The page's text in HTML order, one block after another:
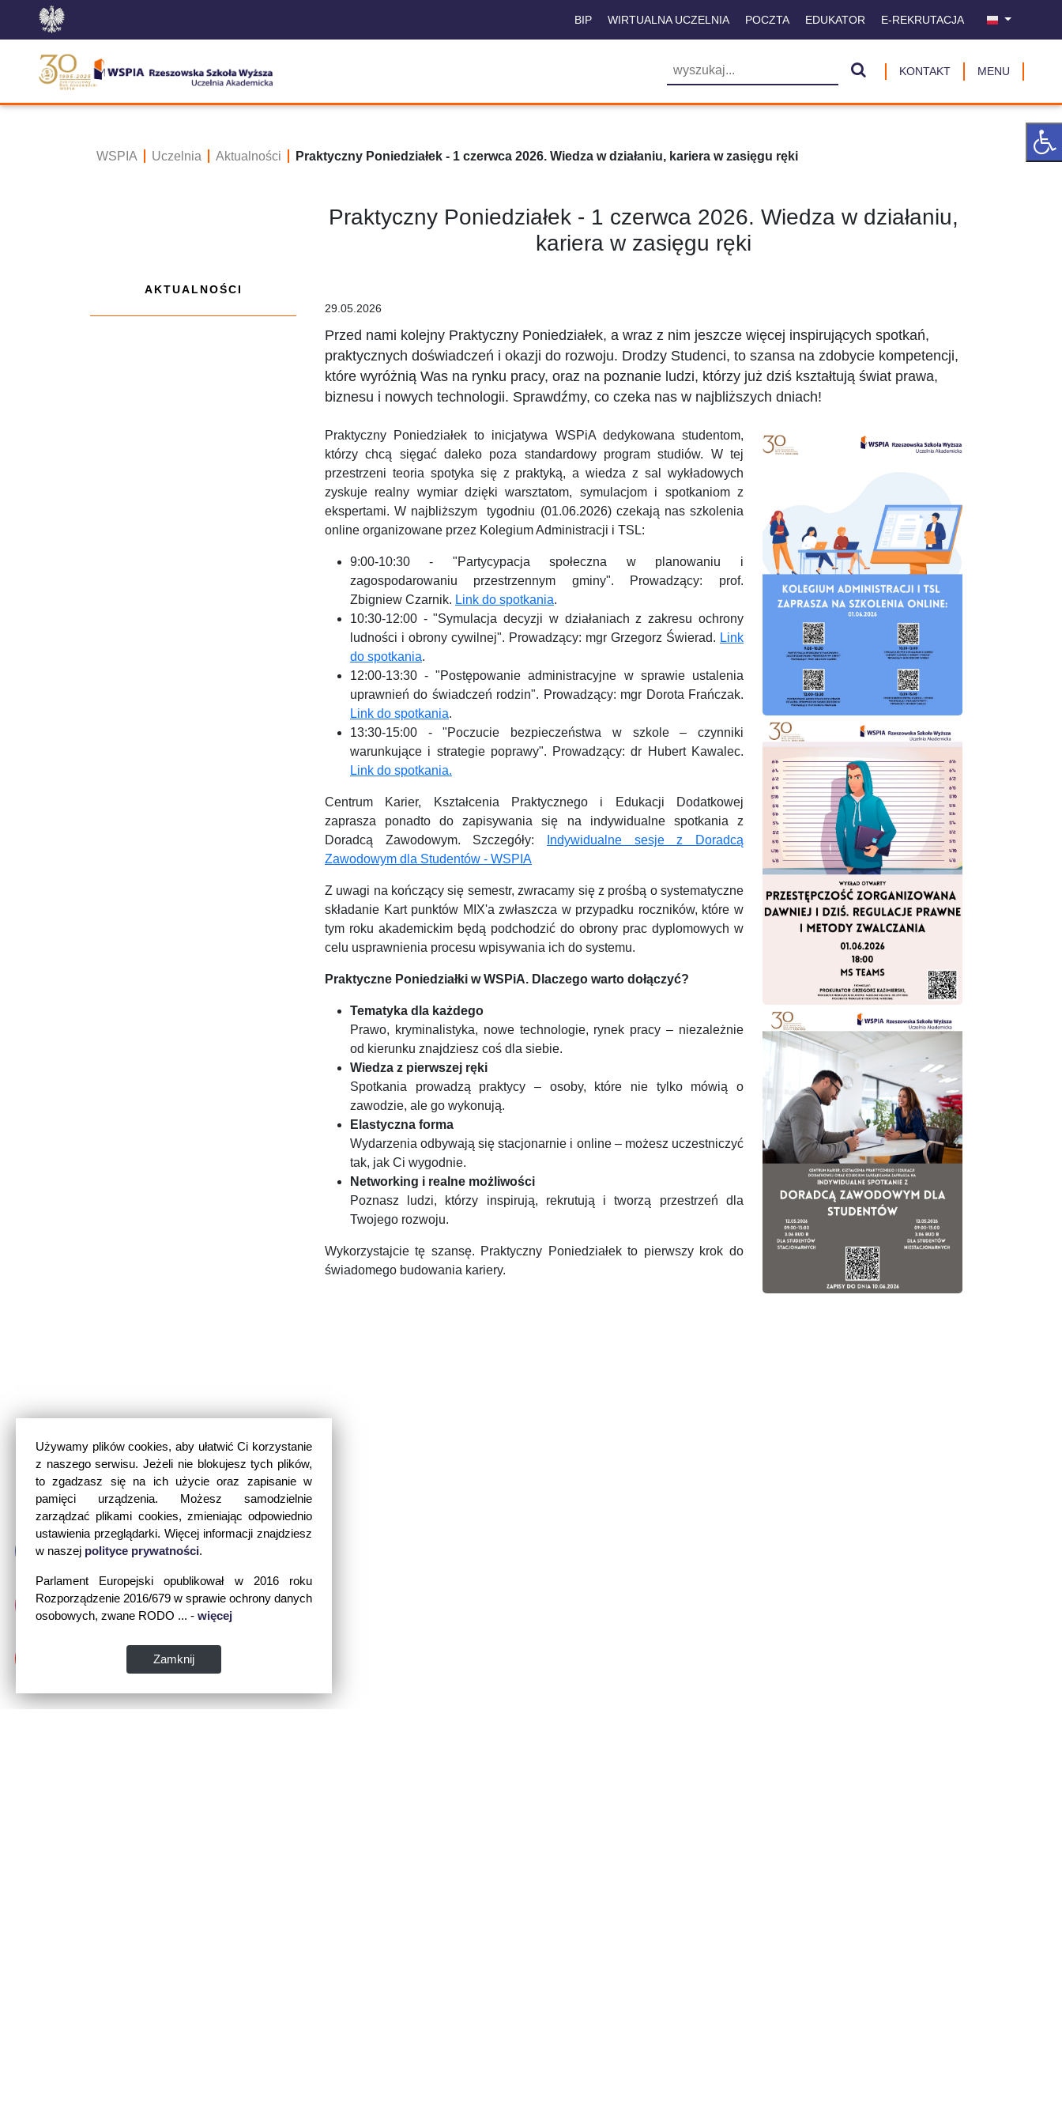
Używamy plików cookies, aby ułatwić Ci korzystanie
z naszego serwisu. Jeżeli nie blokujesz tych plików,
to zgadzasz się na ich użycie oraz zapisanie w
pamięci urządzenia. Możesz samodzielnie
zarządzać plikami cookies, zmieniając odpowiednio
ustawienia przeglądarki. Więcej informacji znajdziesz
w naszej polityce prywatności.
Parlament Europejski opublikował w 2016 roku
Rozporządzenie 2016/679 w sprawie ochrony danych
osobowych, zwane RODO ... - więcej
Zamknij
BIP WIRTUALNA UCZELNIA POCZTA EDUKATOR E-REKRUTACJA
KONTAKT MENU
WSPIA Uczelnia Aktualności Praktyczny Poniedziałek - 1 czerwca 2026. Wiedza w działaniu, kariera w zasięgu ręki
AKTUALNOŚCI
Praktyczny Poniedziałek - 1 czerwca 2026. Wiedza w działaniu,
kariera w zasięgu ręki
29.05.2026
Przed nami kolejny Praktyczny Poniedziałek, a wraz z nim jeszcze więcej inspirujących spotkań,
praktycznych doświadczeń i okazji do rozwoju. Drodzy Studenci, to szansa na zdobycie kompetencji,
które wyróżnią Was na rynku pracy, oraz na poznanie ludzi, którzy już dziś kształtują świat prawa,
biznesu i nowych technologii. Sprawdźmy, co czeka nas w najbliższych dniach!
Praktyczny Poniedziałek to inicjatywa WSPiA dedykowana studentom,
którzy chcą sięgać daleko poza standardowy program studiów. W tej
przestrzeni teoria spotyka się z praktyką, a wiedza z sal wykładowych
zyskuje realny wymiar dzięki warsztatom, symulacjom i spotkaniom z
ekspertami. W najbliższym tygodniu (01.06.2026) czekają nas szkolenia
online organizowane przez Kolegium Administracji i TSL:
9:00-10:30 - "Partycypacja społeczna w planowaniu i
zagospodarowaniu przestrzennym gminy". Prowadzący: prof.
Zbigniew Czarnik. Link do spotkania.
10:30-12:00 - "Symulacja decyzji w działaniach z zakresu ochrony
ludności i obrony cywilnej". Prowadzący: mgr Grzegorz Świerad. Link
do spotkania.
12:00-13:30 - "Postępowanie administracyjne w sprawie ustalenia
uprawnień do świadczeń rodzin". Prowadzący: mgr Dorota Frańczak.
Link do spotkania.
13:30-15:00 - "Poczucie bezpieczeństwa w szkole – czynniki
warunkujące i strategie poprawy". Prowadzący: dr Hubert Kawalec.
Link do spotkania.
Centrum Karier, Kształcenia Praktycznego i Edukacji Dodatkowej
zaprasza ponadto do zapisywania się na indywidualne spotkania z
Doradcą Zawodowym. Szczegóły:
Indywidualne sesje z Doradcą
Zawodowym dla Studentów - WSPIA
Z uwagi na kończący się semestr, zwracamy się z prośbą o systematyczne
składanie Kart punktów MIX'a zwłaszcza w przypadku roczników, które w
tym roku akademickim będą podchodzić do obrony prac dyplomowych w
celu usprawnienia procesu wpisywania ich do systemu.
Praktyczne Poniedziałki w WSPiA. Dlaczego warto dołączyć?
Tematyka dla każdego
Prawo, kryminalistyka, nowe technologie, rynek pracy – niezależnie
od kierunku znajdziesz coś dla siebie.
Wiedza z pierwszej ręki
Spotkania prowadzą praktycy – osoby, które nie tylko mówią o
zawodzie, ale go wykonują.
Elastyczna forma
Wydarzenia odbywają się stacjonarnie i online – możesz uczestniczyć
tak, jak Ci wygodnie.
Networking i realne możliwości
Poznasz ludzi, którzy inspirują, rekrutują i tworzą przestrzeń dla
Twojego rozwoju.
Wykorzystajcie tę szansę. Praktyczny Poniedziałek to pierwszy krok do
świadomego budowania kariery.